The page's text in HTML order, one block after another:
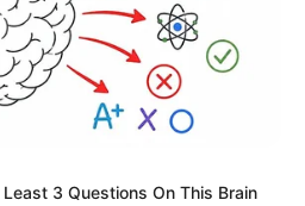
3 Questions On This Brain